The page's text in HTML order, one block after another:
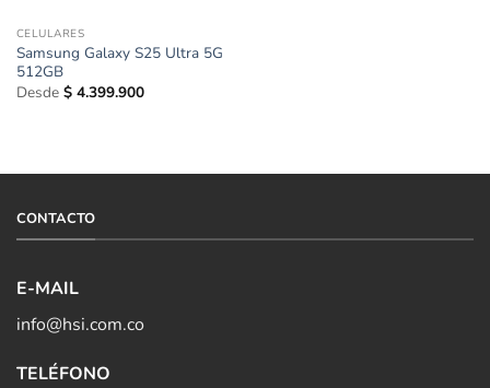
CELULARES
Samsung Galaxy S25 Ultra 5G
512GB
Desde $4.399.900
CONTACTO
E-MAIL
info@hsi.com.co
TELÉFONO